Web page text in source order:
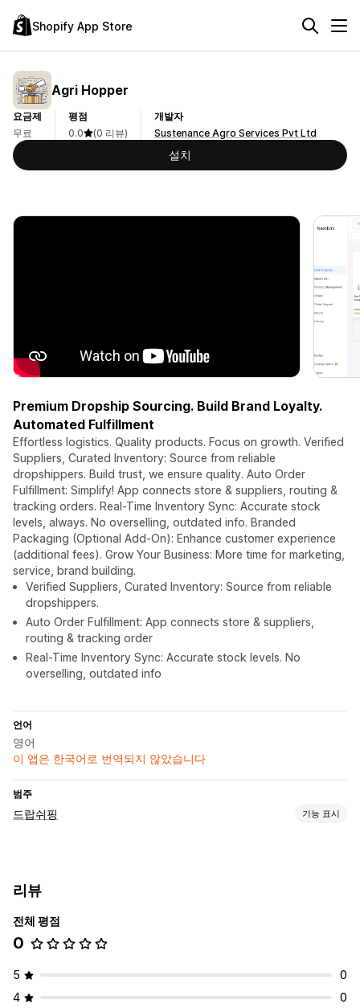
Shopify App Store
Agri Hopper
요금제
무료
평점
0.0
(0 리뷰)
개발자
Sustenance Agro Services Pvt Ltd
설치
Premium Dropship Sourcing. Build Brand Loyalty.
Automated Fulfillment
Effortless logistics. Quality products. Focus on growth. Verified
Suppliers, Curated Inventory: Source from reliable
dropshippers. Build trust, we ensure quality. Auto Order
Fulfillment: Simplify! App connects store & suppliers, routing &
tracking orders. Real-Time Inventory Sync: Accurate stock
levels, always. No overselling, outdated info. Branded
Packaging (Optional Add-On): Enhance customer experience
(additional fees). Grow Your Business: More time for marketing,
service, brand building.
Verified Suppliers, Curated Inventory: Source from reliable
dropshippers.
Auto Order Fulfillment: App connects store & suppliers,
routing & tracking order
Real-Time Inventory Sync: Accurate stock levels. No
overselling, outdated info
언어
영어
이 앱은 한국어로 번역되지 않았습니다
범주
드랍쉬핑 기능 표시
전자 제품
조달(소싱) 위치
인도
리뷰
전체 평점
0
5
0
4
0